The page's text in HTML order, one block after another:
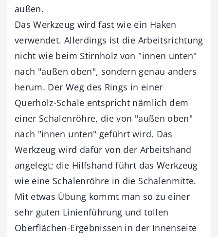
außen.
Das Werkzeug wird fast wie ein Haken
verwendet. Allerdings ist die Arbeitsrichtung
nicht wie beim Stirnholz von "innen unten"
nach "außen oben", sondern genau anders
herum. Der Weg des Rings in einer
Querholz-Schale entspricht nämlich dem
einer Schalenröhre, die von "außen oben"
nach "innen unten" geführt wird. Das
Werkzeug wird dafür von der Arbeitshand
angelegt; die Hilfshand führt das Werkzeug
wie eine Schalenröhre in die Schalenmitte.
Mit etwas Übung kommt man so zu einer
sehr guten Linienführung und tollen
Oberflächen-Ergebnissen in der Innenseite